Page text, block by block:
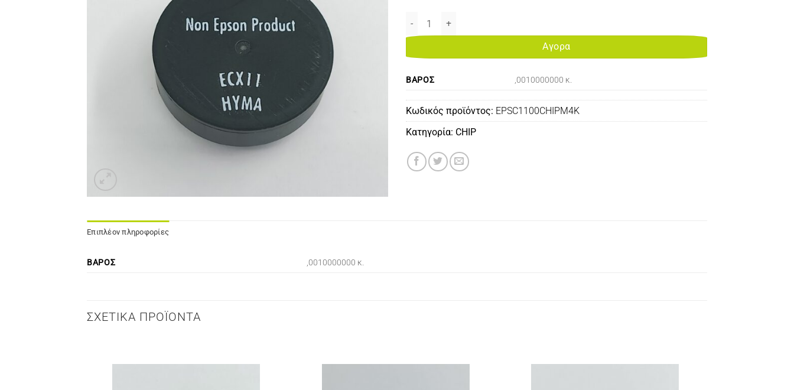
EPSON ACULASER C1100 CHIP MAGENTA 4K ποσότητα
Αγορα
ΒΆΡΟΣ ,0010000000 κ.
Κωδικός προϊόντος: EPSC1100CHIPM4K
Κατηγορία: CHIP
Επιπλέον πληροφορίες
ΒΆΡΟΣ ,0010000000 κ.
ΣΧΕΤΙΚΆ ΠΡΟΪΌΝΤΑ